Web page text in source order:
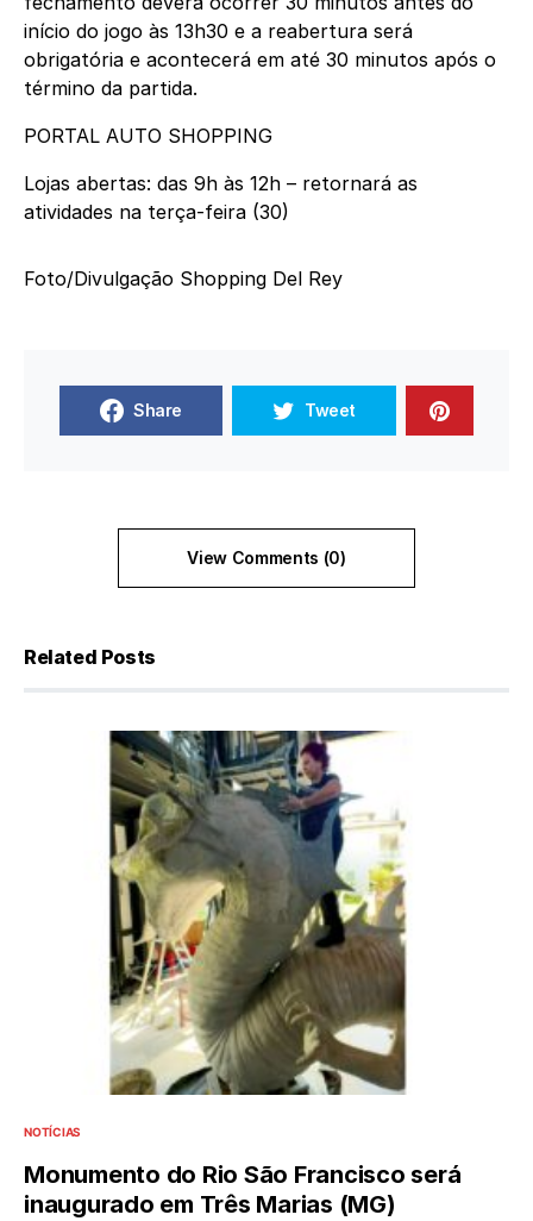
início do jogo às 13h30 e a reabertura será
obrigatória e acontecerá em até 30 minutos após o
término da partida.
PORTAL AUTO SHOPPING
Lojas abertas: das 9h às 12h – retornará as
atividades na terça-feira (30)
Foto/Divulgação Shopping Del Rey
Share Tweet
View Comments (0)
Related Posts
NOTÍCIAS
Monumento do Rio São Francisco será
inaugurado em Três Marias (MG)